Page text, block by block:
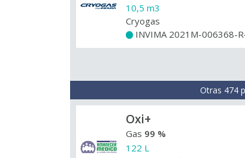
10,5 m3
Cryogas
INVIMA 2021M-006368-
Otras 474
Oxi+
Gas 99 %
122 L